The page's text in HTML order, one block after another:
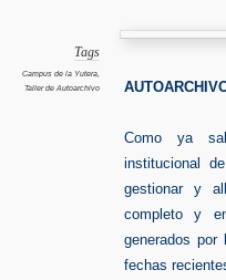
Tags
Campus de la Yutera,
Taller de Autoarchivo
Como ya
institucional
gestionar y
completo y
generados
fechas